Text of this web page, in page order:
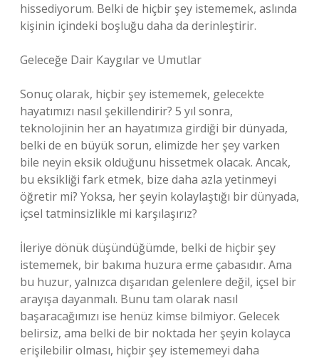
hissediyorum. Belki de hiçbir şey istememek, aslında
kişinin içindeki boşluğu daha da derinleştirir.
Geleceğe Dair Kaygılar ve Umutlar
Sonuç olarak, hiçbir şey istememek, gelecekte
hayatımızı nasıl şekillendirir? 5 yıl sonra,
teknolojinin her an hayatımıza girdiği bir dünyada,
belki de en büyük sorun, elimizde her şey varken
bile neyin eksik olduğunu hissetmek olacak. Ancak,
bu eksikliği fark etmek, bize daha azla yetinmeyi
öğretir mi? Yoksa, her şeyin kolaylaştığı bir dünyada,
içsel tatminsizlikle mi karşılaşırız?
İleriye dönük düşündüğümde, belki de hiçbir şey
istememek, bir bakıma huzura erme çabasıdır. Ama
bu huzur, yalnızca dışarıdan gelenlere değil, içsel bir
arayışa dayanmalı. Bunu tam olarak nasıl
başaracağımızı ise henüz kimse bilmiyor. Gelecek
belirsiz, ama belki de bir noktada her şeyin kolayca
erişilebilir olması, hiçbir şey istememeyi daha